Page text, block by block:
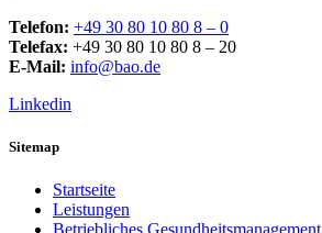
Telefon: +49 30 80 10 80 8 – 0
Telefax: +49 30 80 10 80 8 – 20
E-Mail: info@bao.de
Linkedin
Sitemap
Startseite
Leistungen
Betriebliches Gesundheitsmanagement